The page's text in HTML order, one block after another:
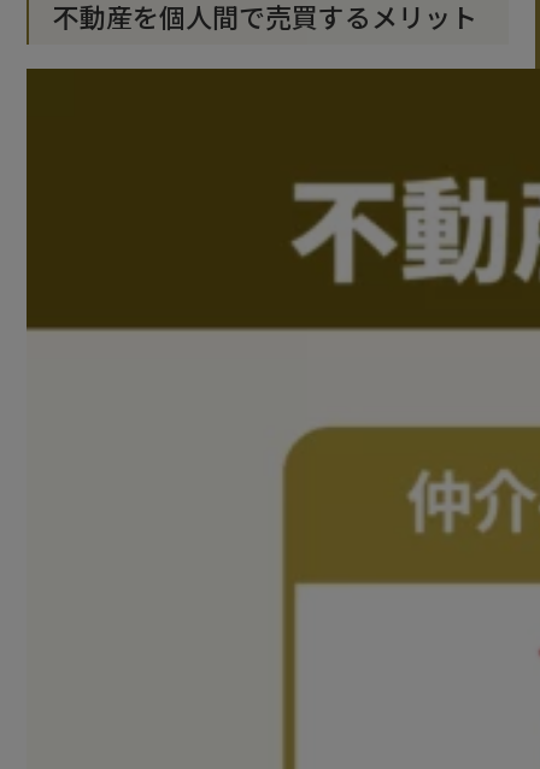
不動産を個人間で売買するメリット